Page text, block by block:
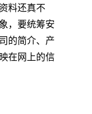
料还真不
，要统筹安
的简介、产
在网上的信